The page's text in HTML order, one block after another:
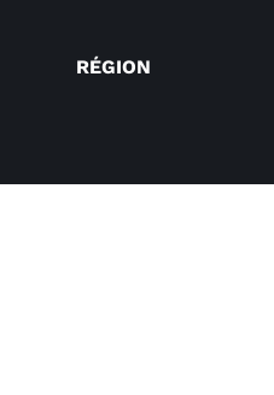
RÉGION